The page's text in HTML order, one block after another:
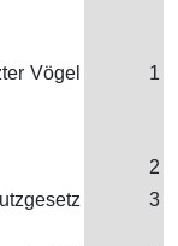
Vögel
1
2
3